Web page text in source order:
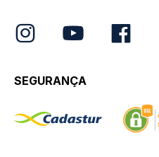
SEGURANÇA